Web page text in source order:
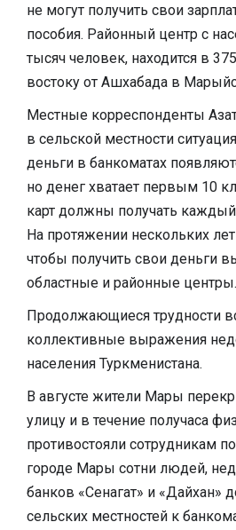
не могут получить свои
пособия. Районный центр с
тысяч человек, находится в
востоку от Ашхабада в
Местные корреспонденты
в сельской местности
деньги в банкоматах
но денег хватает первым 10
карт должны получать
На протяжении нескольких
чтобы получить свои деньги
областные и районные центры.
Продолжающиеся трудности
коллективные выражения
населения Туркменистана.
В августе жители Мары
улицу и в течение получаса
противостояли сотрудникам
городе Мары сотни людей,
банков «Сенагат» и «Дайхан»
сельских местностей к